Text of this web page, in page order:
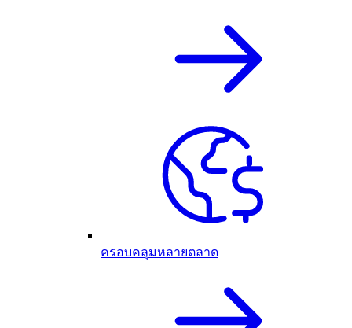
ครอบคลุมหลายตลาด